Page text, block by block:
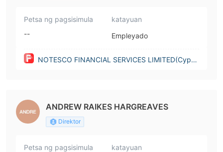
Petsa ng pagsisimula
--
katayuan
Empleyado
NOTESCO FINANCIAL SERVICES LIMITED(Cypru
ANDREW RAIKES HARGREAVES
Direktor
Petsa ng pagsisimula
katayuan